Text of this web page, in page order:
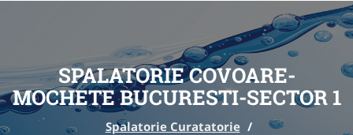
SPALATORIE COVOARE-
MOCHETE BUCURESTI-SECTOR 1
Spalatorie Curatatorie /